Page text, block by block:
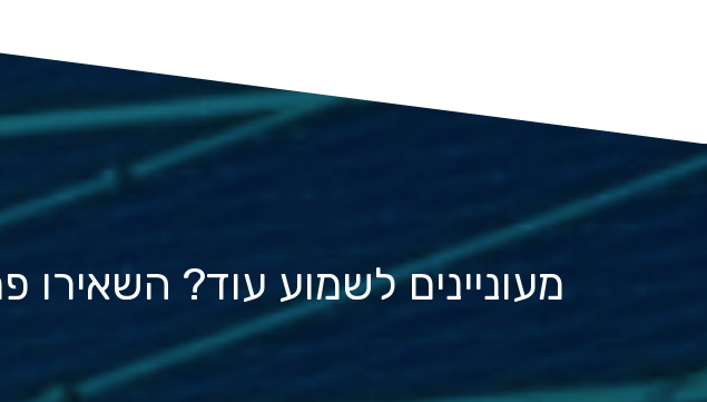
מעוניינים לשמוע עוד? השאירו